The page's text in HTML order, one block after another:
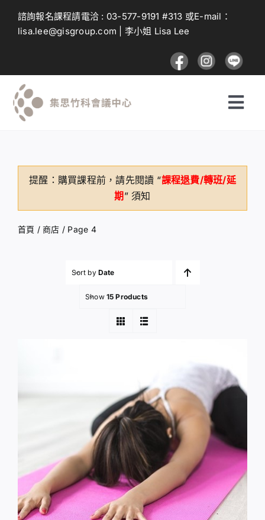
諮詢報名課程請電洽 : 03-577-9191 #313 或E-mail：
lisa.lee@gisgroup.com | 李小姐 Lisa Lee
投遞課程
建議與回饋
提醒：購買課程前，請先閱讀 “課程退費/轉班/延
期 ” 須知
首頁 /商店 / Page 4
Sort by Date
Show 15 Products